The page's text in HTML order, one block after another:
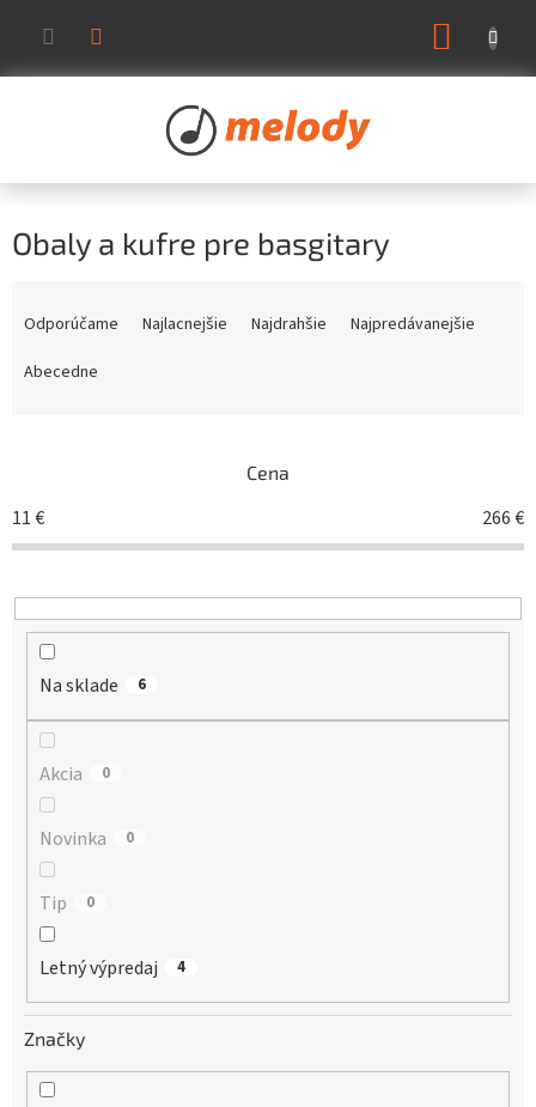
obsah
Obaly a kufre pre basgitary
o
d
Odporúčame Najlacnejšie Najdrahšie
Najpredávanejšie
Abecedne
Cena
11€ 266€
Na sklade 6
Akcia 0
Novinka 0
Tip 0
Letný výpredaj 4
Značky